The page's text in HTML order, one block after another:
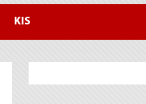
KIS